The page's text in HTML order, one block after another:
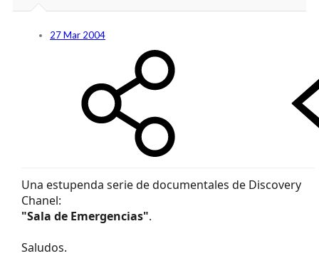
27 Mar 2004
Una estupenda serie de documentales de Discovery
Chanel:
"Sala de Emergencias".
Saludos.